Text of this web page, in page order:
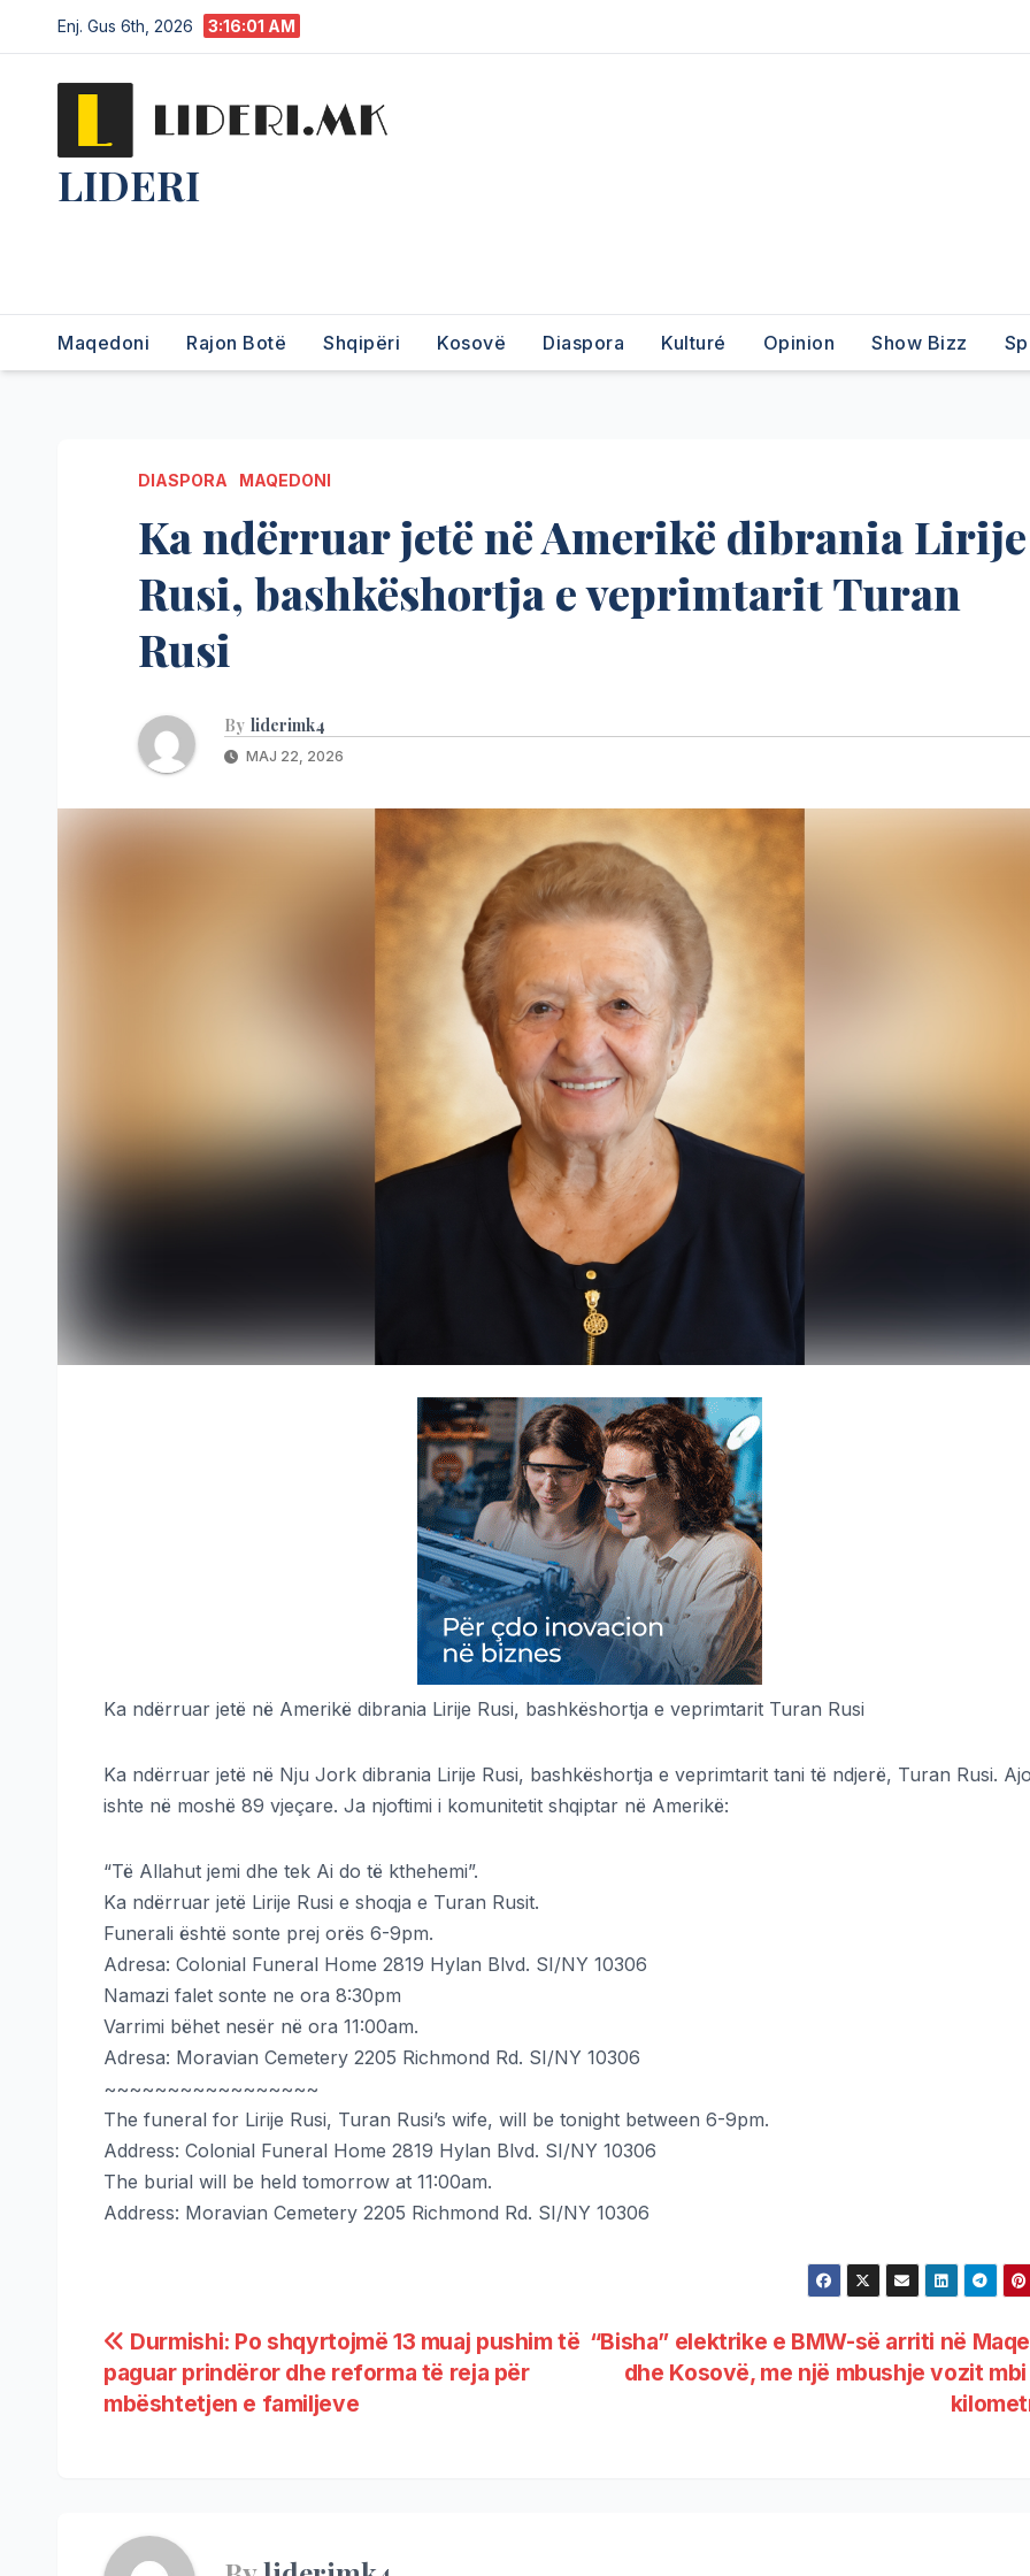
Enj. Gus 6th, 2026 3:16:03 AM
LIDERI
Maqedoni Rajon Botë Shqipëri Kosovë Diaspora Kulturé Opinion Show Bizz
DIASPORA MAQEDONI
Ka ndërruar jetë në Amerikë dibrania Lirije
Rusi, bashkëshortja e veprimtarit Turan
Rusi
By liderimk4
MAJ 22, 2026
Ka ndërruar jetë në Amerikë dibrania Lirije Rusi, bashkëshortja e veprimtarit Turan Rusi
Ka ndërruar jetë në Nju Jork dibrania Lirije Rusi, bashkëshortja e veprimtarit tani të ndjerë, Turan Rusi.
ishte në moshë 89 vjeçare. Ja njoftimi i komunitetit shqiptar në Amerikë:
“Të Allahut jemi dhe tek Ai do të kthehemi”.
Ka ndërruar jetë Lirije Rusi e shoqja e Turan Rusit.
Funerali është sonte prej orës 6-9pm.
Adresa: Colonial Funeral Home 2819 Hylan Blvd. SI/NY 10306
Namazi falet sonte ne ora 8:30pm
Varrimi bëhet nesër në ora 11:00am.
Adresa: Moravian Cemetery 2205 Richmond Rd. SI/NY 10306
~~~~~~~~~~~~~~~~~
The funeral for Lirije Rusi, Turan Rusi’s wife, will be tonight between 6-9pm.
Address: Colonial Funeral Home 2819 Hylan Blvd. SI/NY 10306
The burial will be held tomorrow at 11:00am.
Address: Moravian Cemetery 2205 Richmond Rd. SI/NY 10306
“Bisha” elektrike e BMW-së arriti në
dhe Kosovë, me një mbushje vozit
Durmishi: Po shqyrtojmë 13 muaj pushim të
paguar prindëror dhe reforma të reja për
mbështetjen e familjeve